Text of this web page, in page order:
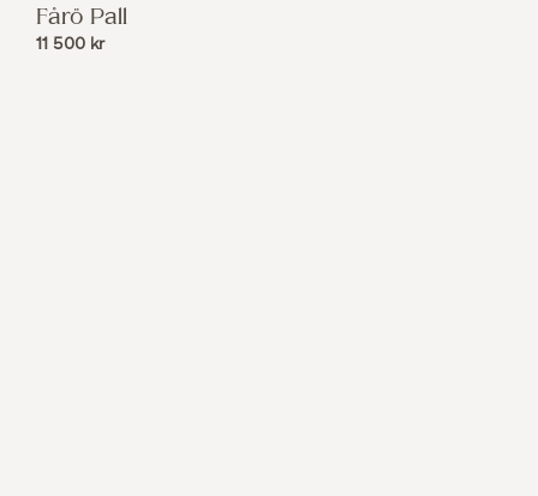
Fårö Pall
11 500 kr